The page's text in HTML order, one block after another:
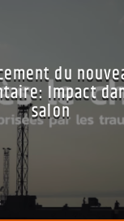
du
Impact
salon